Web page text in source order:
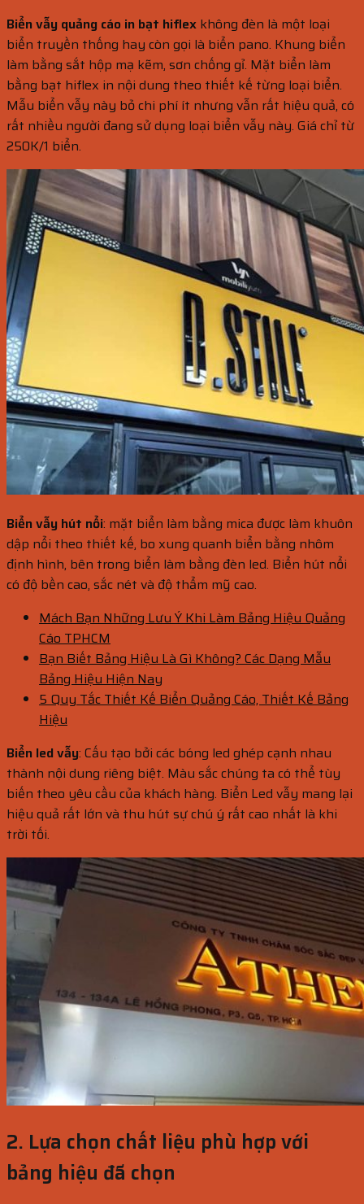
Biển vẫy quảng cáo in bạt hiflex không đèn là một loại
biển truyền thống hay còn gọi là biển pano. Khung biển
làm bằng sắt hộp mạ kẽm, sơn chống gỉ. Mặt biển làm
bằng bạt hiflex in nội dung theo thiết kế từng loại biển.
Mẫu biển vẫy này bỏ chi phí ít nhưng vẫn rất hiệu quả, có
rất nhiều người đang sử dụng loại biển vẫy này. Giá chỉ từ
250K/1 biển.
Biển vẫy hút nổi: mặt biển làm bằng mica được làm khuôn
dập nổi theo thiết kế, bo xung quanh biển bằng nhôm
định hình, bên trong biển làm bằng đèn led. Biển hút nổi
có độ bền cao, sắc nét và độ thẩm mỹ cao.
Mách Bạn Những Lưu Ý Khi Làm Bảng Hiệu Quảng
Cáo TPHCM
Bạn Biết Bảng Hiệu Là Gì Không? Các Dạng Mẫu
Bảng Hiệu Hiện Nay
5 Quy Tắc Thiết Kế Biển Quảng Cáo, Thiết Kế Bảng
Hiệu
Biển led vẫy: Cấu tạo bởi các bóng led ghép cạnh nhau
thành nội dung riêng biệt. Màu sắc chúng ta có thể tùy
biến theo yêu cầu của khách hàng. Biển Led vẫy mang lại
hiệu quả rất lớn và thu hút sự chú ý rất cao nhất là khi
trời tối.
2. Lựa chọn chất liệu phù hợp với
bảng hiệu đã chọn